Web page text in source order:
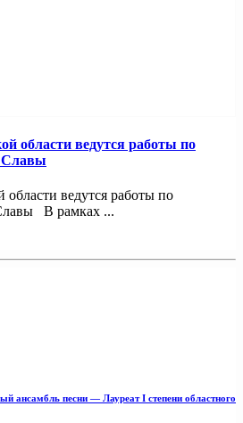
области ведутся работы по
Славы
ведутся работы по
В рамках ...
ансамбль песни — Лауреат I степени областного